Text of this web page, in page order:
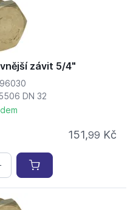
závit 5/4"
DN 32
151,99 Kč